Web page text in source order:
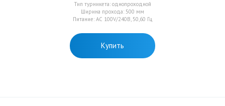
Тип турникета: однопроходной
Ширина прохода: 500 мм
Питание: AC 100V/240В, 50,60 Гц
Купить